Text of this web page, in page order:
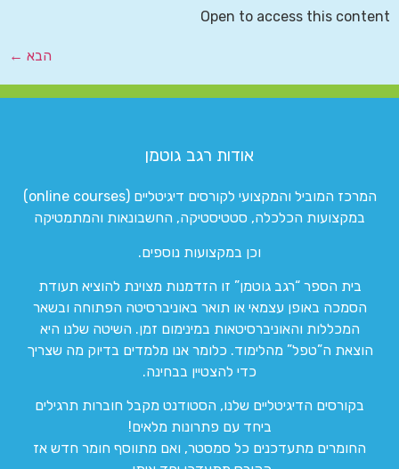
Open to access this content
הבא ←
אודות רגב גוטמן
המרכז המוביל והמקצועי לקורסים דיגיטליים (online courses)
במקצועות הכלכלה, סטטיסטיקה, החשבונאות והמתמטיקה
וכן במקצועות נוספים.
בית הספר “רגב גוטמן” זו הזדמנות מצוינת להוציא תעודת
הסמכה באופן עצמאי או תואר באוניברסיטה הפתוחה ובשאר
המכללות והאוניברסיטאות במינימום זמן. השיטה שלנו היא
הוצאת ה”טפל” מהלימוד. כלומר אנו מלמדים בדיוק מה שצריך
כדי להצטיין בבחינה.
בקורסים הדיגיטליים שלנו, הסטודנט מקבל חוברות תרגילים
ביחד עם פתרונות מלאים!
החומרים מתעדכנים כל סמסטר, ואם מתווסף חומר חדש אז